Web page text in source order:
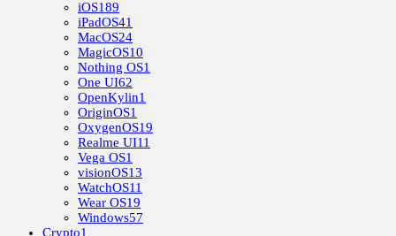
iOS189
iPadOS41
MacOS24
MagicOS10
Nothing OS1
One UI62
OpenKylin1
OriginOS1
OxygenOS19
Realme UI11
Vega OS1
visionOS13
WatchOS11
Wear OS19
Windows57
Crypto1